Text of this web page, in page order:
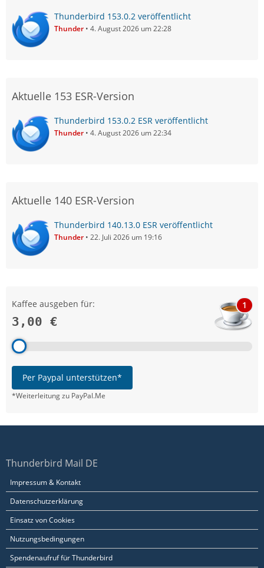
Thunderbird 153.0.2 veröffentlicht
Thunder 4. August 2026 um 22:28
Aktuelle 153 ESR-Version
Thunderbird 153.0.2 ESR veröffentlicht
Thunder 4. August 2026 um 22:34
Aktuelle 140 ESR-Version
Thunderbird 140.13.0 ESR veröffentlicht
Thunder 22. Juli 2026 um 19:16
Kaffee ausgeben für:
3,00 €
1
Per Paypal unterstützen*
*Weiterleitung zu PayPal.Me
Thunderbird Mail DE
Impressum & Kontakt
Datenschutzerklärung
Einsatz von Cookies
Nutzungsbedingungen
Spendenaufruf für Thunderbird